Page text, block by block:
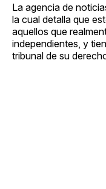
La agencia de
la cual detalla que
aquellos que
independientes, y
tribunal de su